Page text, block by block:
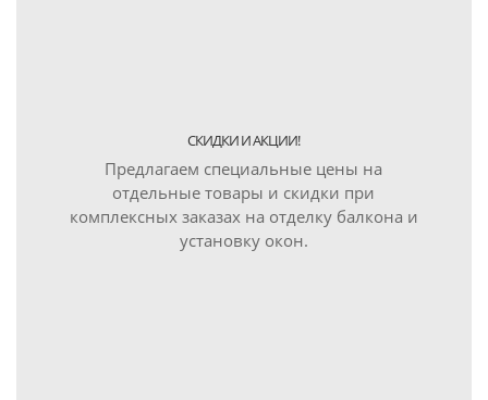
СКИДКИ И АКЦИИ!
Предлагаем специальные цены на
отдельные товары и скидки при
комплексных заказах на отделку балкона и
установку окон.